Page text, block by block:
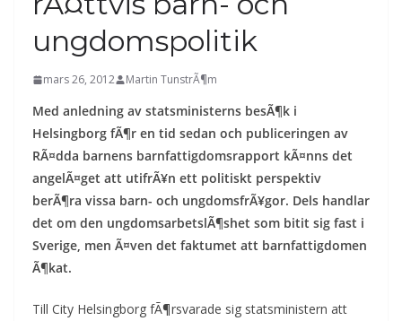
ungdomspolitik
mars 26, 2012 Martin TunstrÃ¶m
Med anledning av statsministerns besÃ¶k i
Helsingborg fÃ¶r en tid sedan och publiceringen av
RÃ¤dda barnens barnfattigdomsrapport kÃ¤nns det
angelÃ¤get att utifrÃ¥n ett politiskt perspektiv
berÃ¶ra vissa barn- och ungdomsfrÃ¥gor. Dels handlar
det om den ungdomsarbetslÃ¶shet som bitit sig fast i
Sverige, men Ã¤ven det faktumet att barnfattigdomen
Ã¶kat.
Till City Helsingborg fÃ¶rsvarade sig statsministern att